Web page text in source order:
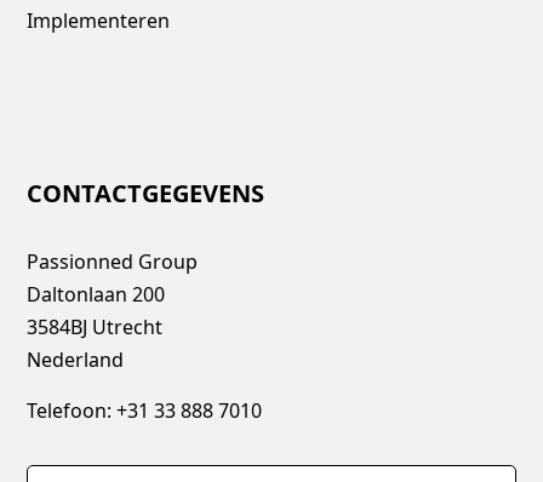
Implementeren
CONTACTGEGEVENS
Passionned Group
Daltonlaan 200
3584BJ Utrecht
Nederland
Telefoon: +31 33 888 7010